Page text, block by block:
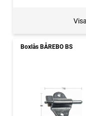
Visa
Boxlås BÅREBO BS